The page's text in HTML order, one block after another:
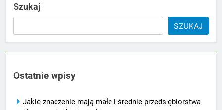
Szukaj
SZUKAJ
Ostatnie wpisy
Jakie znaczenie mają małe i średnie przedsiębiorstwa